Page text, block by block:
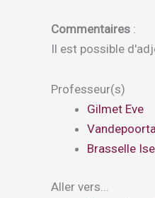
Commentaires :
Il est possible
Professeur(s)
Gilmet Eve
Brasselle
Aller vers...